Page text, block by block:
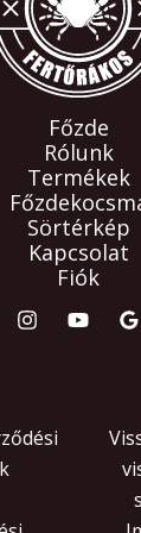
Főzde
Rólunk
Termékek
Sörtérkép
Kapcsolat
Fiók